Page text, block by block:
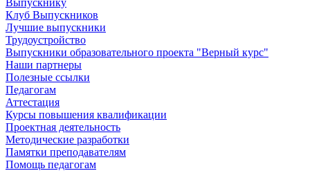
Выпускнику
Клуб Выпускников
Лучшие выпускники
Трудоустройство
Выпускники образовательного проекта "Верный курс"
Наши партнеры
Полезные ссылки
Педагогам
Аттестация
Курсы повышения квалификации
Проектная деятельность
Методические разработки
Памятки преподавателям
Помощь педагогам